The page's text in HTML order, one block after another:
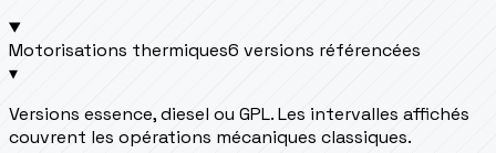
Motorisations thermiques6 versions référencées
▾
Versions essence, diesel ou GPL. Les intervalles affichés
couvrent les opérations mécaniques classiques.